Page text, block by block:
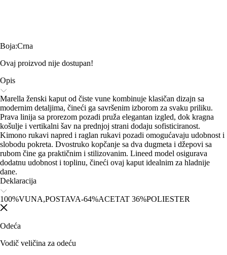
Boja:Crna
Ovaj proizvod nije dostupan!
Opis
Marella ženski kaput od čiste vune kombinuje klasičan dizajn sa
modernim detaljima, čineći ga savršenim izborom za svaku priliku.
Prava linija sa prorezom pozadi pruža elegantan izgled, dok kragna
košulje i vertikalni šav na prednjoj strani dodaju sofisticiranost.
Kimono rukavi napred i raglan rukavi pozadi omogućavaju udobnost i
slobodu pokreta. Dvostruko kopčanje sa dva dugmeta i džepovi sa
rubom čine ga praktičnim i stilizovanim. Lineed model osigurava
dodatnu udobnost i toplinu, čineći ovaj kaput idealnim za hladnije
dane.
Deklaracija
100%VUNA,POSTAVA-64%ACETAT 36%POLIESTER
Odeća
Vodič veličina za odeću